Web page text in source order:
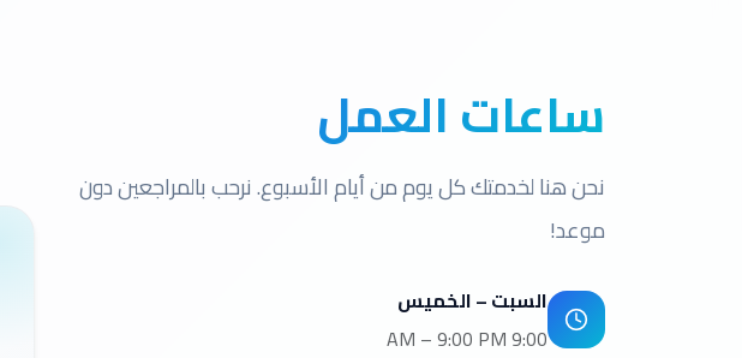
ساعات العمل
نحن هنا لخدمتك كل يوم من أيام الأسبوع. نرحب بالمراجعين دون
موعد!
السبت – الخميس
9:00 AM – 9:00 PM